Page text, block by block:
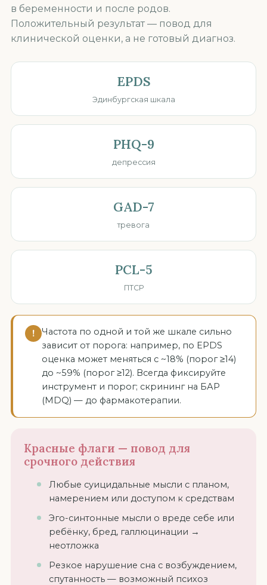
в беременности и после родов.
Положительный результат — повод для
клинической оценки, а не готовый диагноз.
EPDS
Эдинбургская шкала
PHQ-9
депрессия
GAD-7
тревога
PCL-5
ПТСР
!
Частота по одной и той же шкале сильно
зависит от порога: например, по EPDS
оценка может меняться с ~18% (порог ≥14)
до ~59% (порог ≥12). Всегда фиксируйте
инструмент и порог; скрининг на БАР
(MDQ) — до фармакотерапии.
Красные флаги — повод для
срочного действия
Любые суицидальные мысли с планом,
намерением или доступом к средствам
Эго-синтонные мысли о вреде себе или
ребёнку, бред, галлюцинации →
неотложка
Резкое нарушение сна с возбуждением,
спутанность — возможный психоз